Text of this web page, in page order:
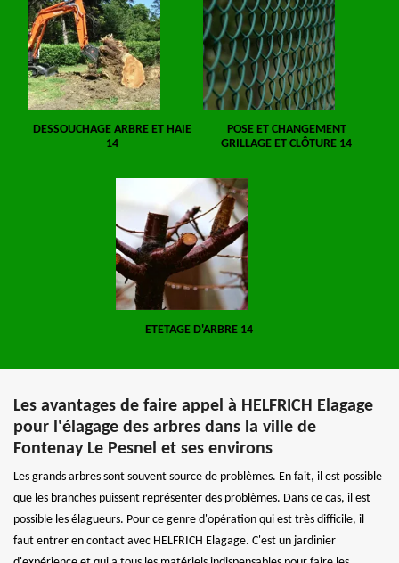
DESSOUCHAGE ARBRE ET HAIE
14
POSE ET CHANGEMENT
GRILLAGE ET CLÔTURE 14
ETETAGE D'ARBRE 14
Les avantages de faire appel à HELFRICH Elagage
pour l'élagage des arbres dans la ville de
Fontenay Le Pesnel et ses environs
Les grands arbres sont souvent source de problèmes. En fait, il est possible
que les branches puissent représenter des problèmes. Dans ce cas, il est
possible les élagueurs. Pour ce genre d'opération qui est très difficile, il
faut entrer en contact avec HELFRICH Elagage. C'est un jardinier